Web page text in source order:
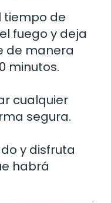
tiempo de
fuego y deja
de manera
minutos.
cualquier
segura.
y disfruta
habrá